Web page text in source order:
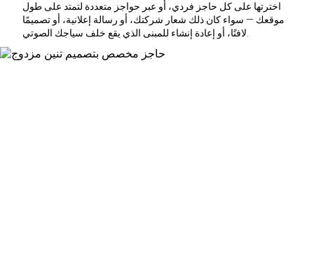
اخترتها على كل حاجز فردي، أو عبر حواجز متعددة لتمتد على طول
موقعك — سواء كان ذلك شعار شركتك، أو رسالة إعلانية، أو تصميمًا